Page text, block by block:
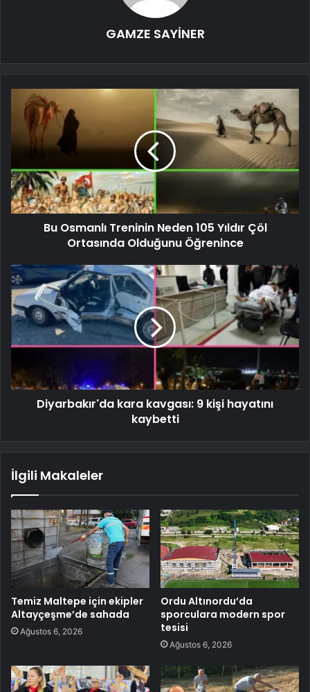
GAMZE SAYİNER
Bu Osmanlı Treninin Neden 105 Yıldır Çöl
Ortasında Olduğunu Öğrenince
Diyarbakır'da kara kavgası: 9 kişi hayatını
kaybetti
İlgili Makaleler
Temiz Maltepe için ekipler
Altayçeşme’de sahada
Ağustos 6, 2026
Ordu Altınordu’da
sporculara modern spor
tesisi
Ağustos 6, 2026